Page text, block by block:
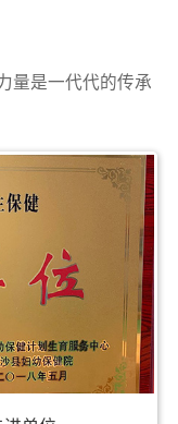
量是一代代的传承